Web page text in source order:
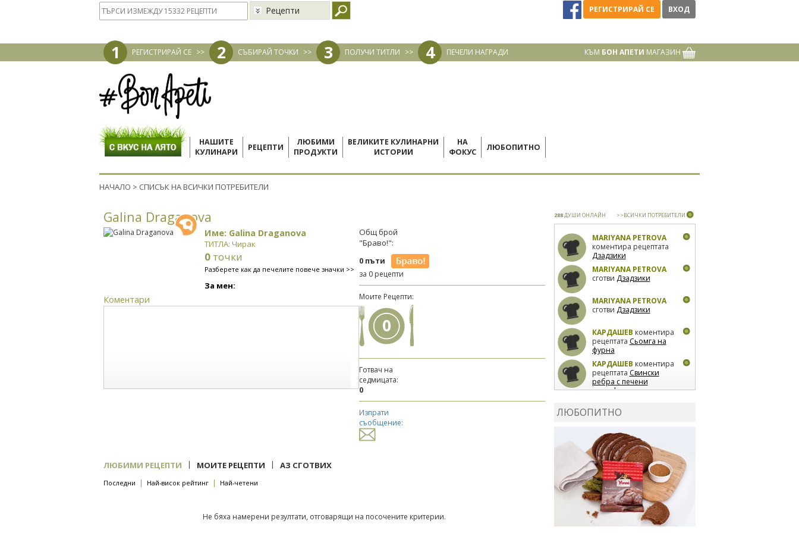
Рецепти РЕГИСТРИРАЙ СЕ ВХОД
1 РЕГИСТРИРАЙ СЕ >> 2 СЪБИРАЙ ТОЧКИ >> 3 ПОЛУЧИ ТИТЛИ >> 4 ПЕЧЕЛИ НАГРАДИ КЪМ БОН АПЕТИ МАГАЗИН
НАШИТЕ
КУЛИНАРИ
РЕЦЕПТИ
ЛЮБИМИ
ПРОДУКТИ
ВЕЛИКИТЕ КУЛИНАРНИ
ИСТОРИИ
НА
ФОКУС
ЛЮБОПИТНО
НАЧАЛО > СПИСЪК НА ВСИЧКИ ПОТРЕБИТЕЛИ
Galina Draganova
Име: Galina Draganova
ТИТЛА: Чирак
0 точки
Разберете как да печелите повече значки >>
За мен:
Коментари
Общ брой
"Браво!":
0 пъти
за 0 рецепти
Моите Рецепти:
0
Готвач на
седмицата:
0
Изпрати
съобщение:
ЛЮБИМИ РЕЦЕПТИ | МОИТЕ РЕЦЕПТИ | АЗ СГОТВИХ
Последни | Най-висок рейтинг | Най-четени
Не бяха намерени резултати, отговарящи на посочените критерии.
288ДУШИ ОНЛАЙН >>ВСИЧКИ ПОТРЕБИТЕЛИ
MARIYANA PETROVA
коментира рецептата
Дзадзики
MARIYANA PETROVA
сготви Дзадзики
MARIYANA PETROVA
сготви Дзадзики
КАРДАШЕВ коментира
рецептата Сьомга на
фурна
КАРДАШЕВ коментира
рецептата Свински
ребра с печени
картофи
лимон
коментира рецептата
Киноа със зеленчуци
ЛЮБОПИТНО